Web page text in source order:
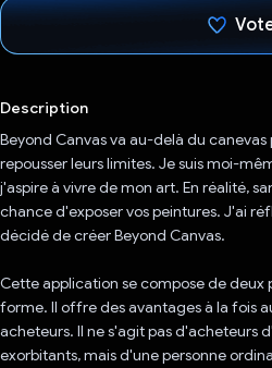
Description
Beyond Canvas va au-delà du canevas
repousser leurs limites. Je suis moi-
j'aspire à vivre de mon art. En réalité,
chance d'exposer vos peintures. J'ai
décidé de créer Beyond Canvas.
Cette application se compose de
forme. Il offre des avantages à la fois
acheteurs. Il ne s'agit pas d'acheteurs
exorbitants, mais d'une personne